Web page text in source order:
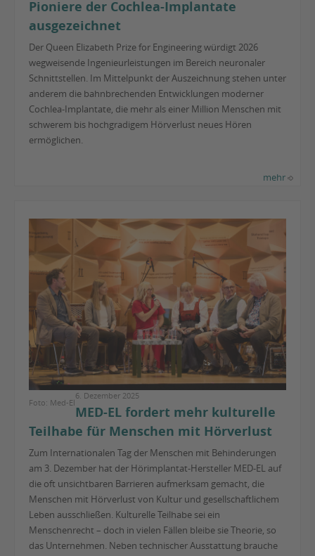
Pioniere der Cochlea-Implantate
ausgezeichnet
Der Queen Elizabeth Prize for Engineering würdigt 2026
wegweisende Ingenieurleistungen im Bereich neuronaler
Schnittstellen. Im Mittelpunkt der Auszeichnung stehen unter
anderem die bahnbrechenden Entwicklungen moderner
Cochlea-Implantate, die mehr als einer Million Menschen mit
schwerem bis hochgradigem Hörverlust neues Hören
ermöglichen.
mehr
Foto: Med-El
6. Dezember 2025
MED-EL fordert mehr kulturelle
Teilhabe für Menschen mit Hörverlust
Zum Internationalen Tag der Menschen mit Behinderungen
am 3. Dezember hat der Hörimplantat-Hersteller MED-EL auf
die oft unsichtbaren Barrieren aufmerksam gemacht, die
Menschen mit Hörverlust von Kultur und gesellschaftlichem
Leben ausschließen. Kulturelle Teilhabe sei ein
Menschenrecht – doch in vielen Fällen bleibe sie Theorie, so
das Unternehmen. Neben technischer Ausstattung brauche